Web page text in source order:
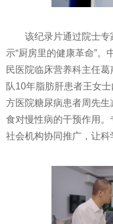
该纪录片通过院士
示“厨房里的健康革命”。
民医院临床营养科主任
队10年脂肪肝患者王女
方医院糖尿病患者周先
食对慢性病的干预作用
社会机构协同推广，让科